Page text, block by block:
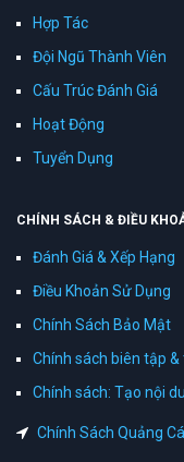
Hợp Tác
Đội Ngũ Thành Viên
Cấu Trúc Đánh Giá
Hoạt Động
Tuyển Dụng
CHÍNH SÁCH & ĐIỀU
Đánh Giá & Xếp Hạng
Điều Khoản Sử Dụng
Chính Sách Bảo Mật
Chính sách biên tập
Chính sách: Tạo nội
Chính Sách Quảng